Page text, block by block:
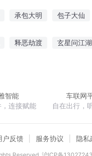
承包大明 包子大仙
释恶劫渡 玄星问江湖
智能
连接赋能
车联网
自在出行，
户反馈 服务协议 隐私